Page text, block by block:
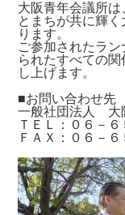
大阪青年会議所は
とまちが共に輝
ります。
ご参加されたラ
られたすべての
し上げます。
■お問い合わせ先
一般社団法人 大
ＴＥＬ：０６－６
ＦＡＸ：０６－